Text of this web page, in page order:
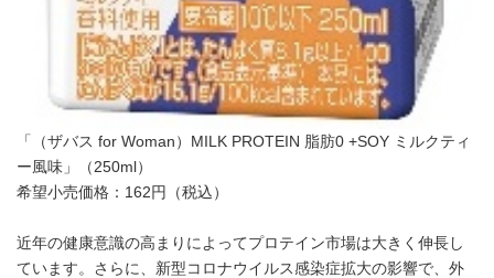
「（ザバス for Woman）MILK PROTEIN 脂肪0 +SOY ミルクティ
ー風味」（250ml）
希望小売価格：162円（税込）
近年の健康意識の高まりによってプロテイン市場は大きく伸長し
ています。さらに、新型コロナウイルス感染症拡大の影響で、外